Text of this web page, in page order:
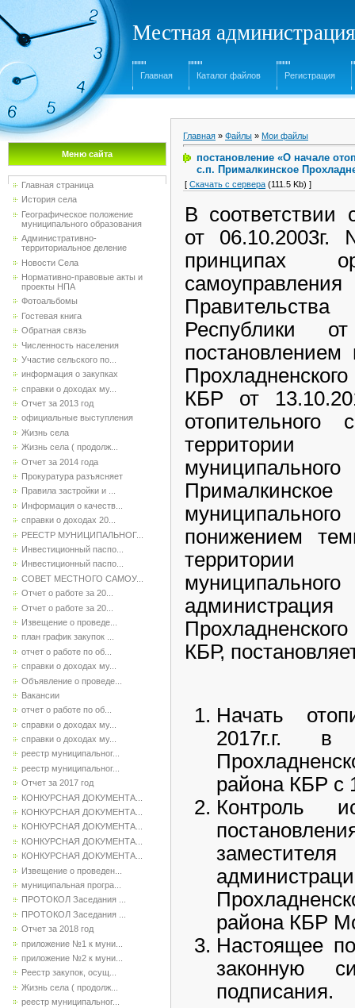
Местная
Главная Каталог файлов Регистрация
Меню сайта
Главная страница
История села
Географическое положение
муниципального образования
Административно-
территориальное деление
Новости Села
Нормативно-правовые акты и
проекты НПА
Фотоальбомы
Гостевая книга
Обратная связь
Численность населения
Участие сельского по...
информация о закупках
справки о доходах му...
Отчет за 2013 год
официальные выступления
Жизнь села
Жизнь села ( продолж...
Отчет за 2014 года
Прокуратура разъясняет
Правила застройки и ...
Информация о качеств...
справки о доходах 20...
РЕЕСТР МУНИЦИПАЛЬНОГ...
Инвестиционный паспо...
Инвестиционный паспо...
СОВЕТ МЕСТНОГО САМОУ...
Отчет о работе за 20...
Отчет о работе за 20...
Извещение о проведе...
план график закупок ...
отчет о работе по об...
справки о доходах му...
Объявление о проведе...
Вакансии
отчет о работе по об...
справки о доходах му...
справки о доходах му...
реестр муниципальног...
реестр муниципальног...
Отчет за 2017 год
КОНКУРСНАЯ ДОКУМЕНТА...
КОНКУРСНАЯ ДОКУМЕНТА...
КОНКУРСНАЯ ДОКУМЕНТА...
КОНКУРСНАЯ ДОКУМЕНТА...
КОНКУРСНАЯ ДОКУМЕНТА...
Извещение о проведен...
муниципальная програ...
ПРОТОКОЛ Заседания ...
ПРОТОКОЛ Заседания ...
Отчет за 2018 год
приложение №1 к муни...
приложение №2 к муни...
Реестр закупок, осущ...
Жизнь села ( продолж...
реестр муниципальног...
Главная » Файлы » Мои файлы
постановление «О начале
с.п. Прималкинское
[ Скачать с сервера (111.5 Kb) ]
В соответствии
от
принципах
Правительства
Республики
КБР от
отопительного
территории
понижением
территории
КБР,
Начать
2017г.г. в
района КБР с
Контроль
района КБР
Настоящее
законную
подписания.